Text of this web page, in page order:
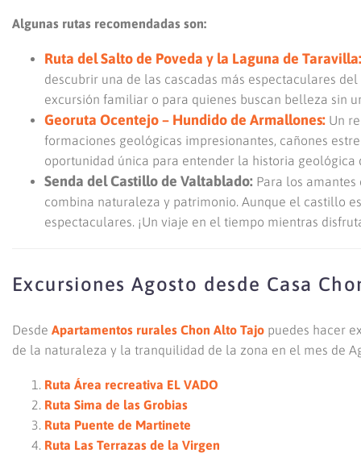
Algunas rutas recomendadas son:
Ruta del Salto de Poveda y la Laguna de Taravilla:
descubrir una de las cascadas más espectaculares
excursión familiar o para quienes buscan belleza sin
Georuta Ocentejo – Hundido de Armallones: Un
formaciones geológicas impresionantes, cañones
oportunidad única para entender la historia
Senda del Castillo de Valtablado: Para los
combina naturaleza y patrimonio. Aunque el castillo
espectaculares. ¡Un viaje en el tiempo mientras
Excursiones Agosto desde Casa
Desde Apartamentos rurales Chon Alto Tajo puedes hacer
de la naturaleza y la tranquilidad de la zona en el mes de
Ruta Área recreativa EL VADO
Ruta Sima de las Grobias
Ruta Puente de Martinete
Ruta Las Terrazas de la Virgen